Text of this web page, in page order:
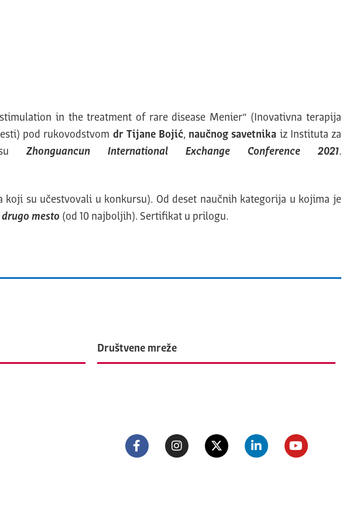
in the treatment of rare disease Menier“ (Inovativna terapija
pod rukovodstvom dr Tijane Bojić, naučnog savetnika iz Instituta za
Zhonguancun International Exchange Conference 2021.
su učestvovali u konkursu). Od deset naučnih kategorija u kojima je
drugo mesto (od 10 najboljih). Sertifikat u prilogu.
Društvene mreže